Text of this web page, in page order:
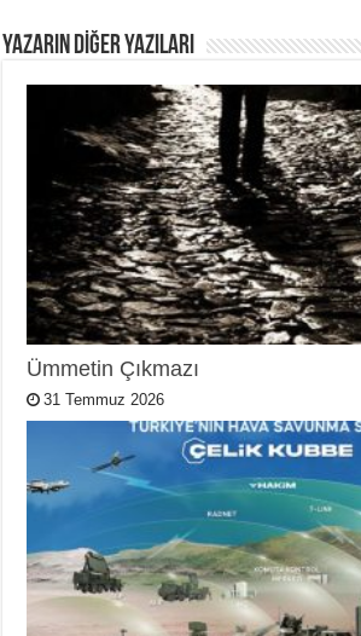
YAZARIN DIĞER YAZILARI
Ümmetin Çıkmazı
31 Temmuz 2026